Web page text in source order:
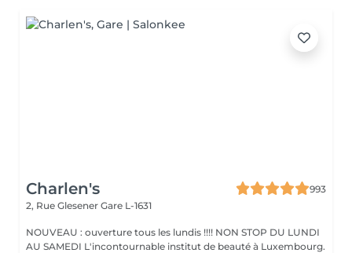
Charlen's
993
2, Rue Glesener Gare L-1631
NOUVEAU : ouverture tous les lundis !!!! NON STOP DU LUNDI
AU SAMEDI L'incontournable institut de beauté à Luxembourg.